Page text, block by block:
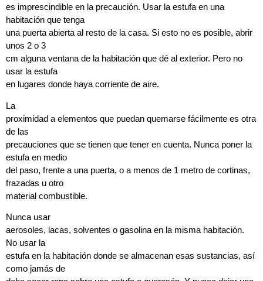
es imprescindible en la precaución. Usar la estufa en una
habitación que tenga
una puerta abierta al resto de la casa. Si esto no es posible, abrir
unos 2 o 3
cm alguna ventana de la habitación que dé al exterior. Pero no
usar la estufa
en lugares donde haya corriente de aire.
La
proximidad a elementos que puedan quemarse fácilmente es otra
de las
precauciones que se tienen que tener en cuenta. Nunca poner la
estufa en medio
del paso, frente a una puerta, o a menos de 1 metro de cortinas,
frazadas u otro
material combustible.
Nunca usar
aerosoles, lacas, solventes o gasolina en la misma habitación.
No usar la
estufa en la habitación donde se almacenan esas sustancias, así
como jamás de